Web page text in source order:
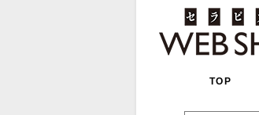
TOP